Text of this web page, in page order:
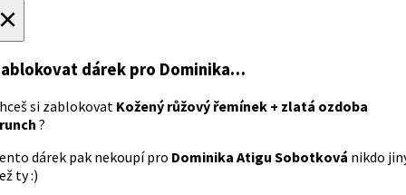
dárek pro Dominika…
si zablokovat Kožený růžový řemínek + zlatá ozdoba
?
dárek pak nekoupí pro Dominika Atigu Sobotková nikdo
ty :)